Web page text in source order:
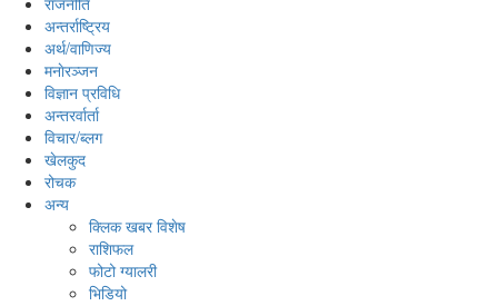
अन्तर्राष्ट्रिय
अर्थ/वाणिज्य
मनाेरञ्जन
विज्ञान प्रविधि
अन्तरर्वार्ता
विचार/ब्लग
खेलकुद
रोचक
अन्य
क्लिक खबर विशेष
राशिफल
फोटो ग्यालरी
भिडियो